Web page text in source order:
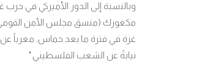
وبالنسبة إلى الدور الأميركي في
مكغورك (منسق مجلس الأمن القومي
غزة في فترة ما بعد حماس، معرباً عن
نيابةً عن الشعب الفلسطيني".